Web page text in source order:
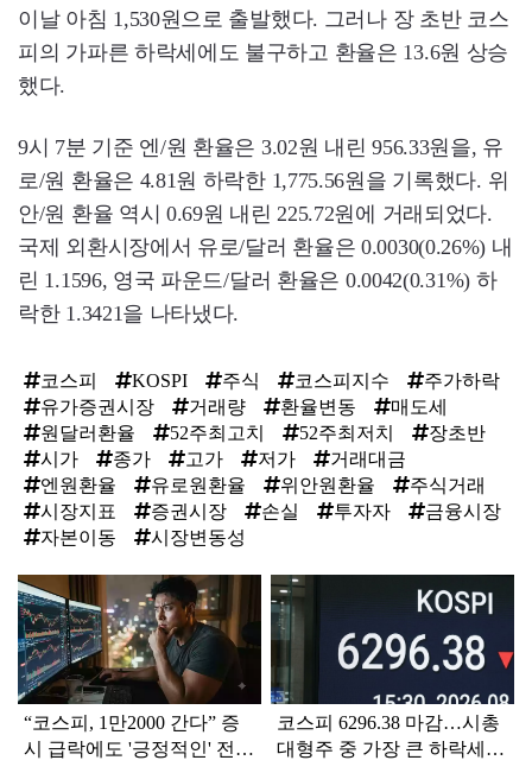
이날 아침 1,530원으로 출발했다. 그러나 장 초반 코스
피의 가파른 하락세에도 불구하고 환율은 13.6원 상승
했다.
9시 7분 기준 엔/원 환율은 3.02원 내린 956.33원을, 유
로/원 환율은 4.81원 하락한 1,775.56원을 기록했다. 위
안/원 환율 역시 0.69원 내린 225.72원에 거래되었다.
국제 외환시장에서 유로/달러 환율은 0.0030(0.26%) 내
린 1.1596, 영국 파운드/달러 환율은 0.0042(0.31%) 하
락한 1.3421을 나타냈다.
코스피 KOSPI 주식 코스피지수
주가하락
유가증권시장
거래량 환율변동
매도세
원달러환율
52주최고치 52주최저치
장초반
시가
종가 고가 저가
거래대금
엔원환율
유로원환율 위안원환율
주식거래
시장지표
증권시장 손실 투자자
금융시장
자본이동
시장변동성
탑
라
인
“코스피, 1만2000 간다” 증
시 급락에도 '긍정적인' 전망
코스피 6296.38 마감…시총
대형주 중 가장 큰 하락세를